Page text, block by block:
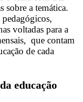
sobre a temática.
voltadas para a
que contam
de cada
educação